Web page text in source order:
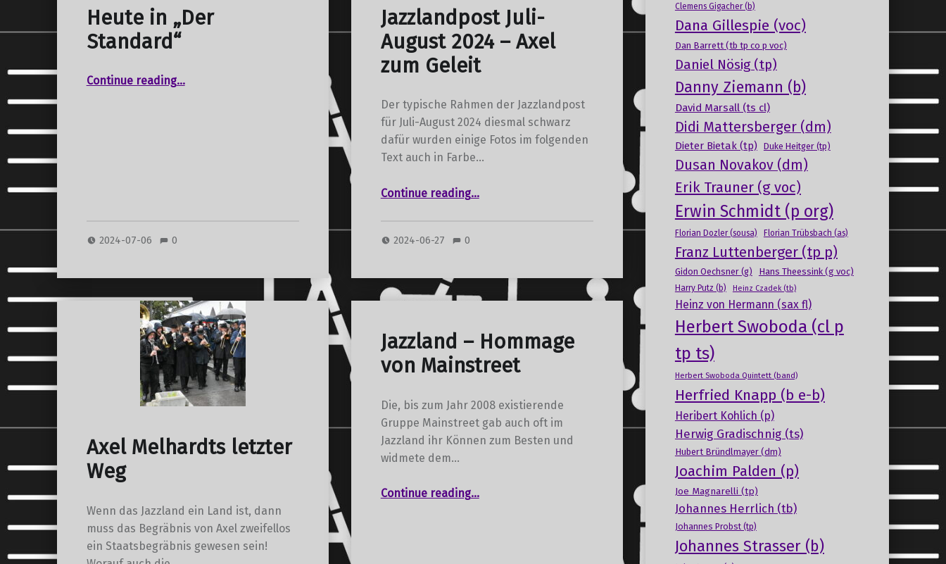
Heute in „Der
Standard“
Continue reading
“Heute in „Der Standard“”
…
2024-07-06 0
Jazzlandpost Juli-
August 2024 – Axel
zum Geleit
Der typische Rahmen der Jazzlandpost
für Juli-August 2024 diesmal schwarz
dafür wurden einige Fotos im folgenden
Text auch in Farbe…
Continue reading“Jazzlandpost Juli-August 2024 – Axel zum Geleit”
…
2024-06-27 0
Axel Melhardts letzter
Weg
Wenn das Jazzland ein Land ist, dann
muss das Begräbnis von Axel zweifellos
ein Staatsbegräbnis gewesen sein!
Jazzland – Hommage
von Mainstreet
Die, bis zum Jahr 2008 existierende
Gruppe Mainstreet gab auch oft im
Jazzland ihr Können zum Besten und
widmete dem…
Continue reading“Jazzland – Hommage von Mainstreet”
…
Clemens Gigacher (b)
Dana Gillespie (voc)
Dan Barrett (tb tp co p voc)
Daniel Nösig (tp)
Danny Ziemann (b)
David Marsall (ts cl)
Didi Mattersberger (dm)
Dieter Bietak (tp) Duke Heitger (tp)
Dusan Novakov (dm)
Erik Trauner (g voc)
Erwin Schmidt (p org)
Florian Dozler (sousa) Florian Trübsbach (as)
Franz Luttenberger (tp p)
Gidon Oechsner (g) Hans Theessink (g voc)
Harry Putz (b) Heinz Czadek (tb)
Heinz von Hermann (sax fl)
Herbert Swoboda (cl p
tp ts)
Herbert Swoboda Quintett (band)
Herfried Knapp (b e-b)
Heribert Kohlich (p)
Herwig Gradischnig (ts)
Hubert Bründlmayer (dm)
Joachim Palden (p)
Joe Magnarelli (tp)
Johannes Herrlich (tb)
Johannes Probst (tp)
Johannes Strasser (b)